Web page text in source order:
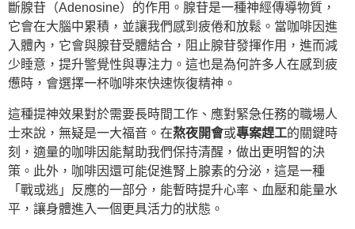
斷腺苷（Adenosine）的作用。腺苷是一種神經傳導物質，
它會在大腦中累積，並讓我們感到疲倦和放鬆。當咖啡因進
入體內，它會與腺苷受體結合，阻止腺苷發揮作用，進而減
少睡意，提升警覺性與專注力。這也是為何許多人在感到疲
憊時，會選擇一杯咖啡來快速恢復精神。
這種提神效果對於需要長時間工作、應對緊急任務的職場人
士來說，無疑是一大福音。在熬夜開會或專案趕工的關鍵時
刻，適量的咖啡因能幫助我們保持清醒，做出更明智的決
策。此外，咖啡因還可能促進腎上腺素的分泌，這是一種
「戰或逃」反應的一部分，能暫時提升心率、血壓和能量水
平，讓身體進入一個更具活力的狀態。